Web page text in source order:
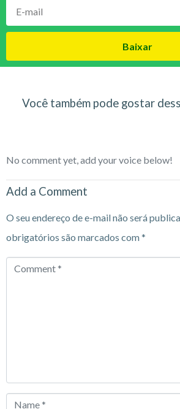
Baixar
Você também pode gostar
No comment yet, add your voice below!
Add a Comment
O seu endereço de e-mail não será
obrigatórios são marcados com*
Comment
Name